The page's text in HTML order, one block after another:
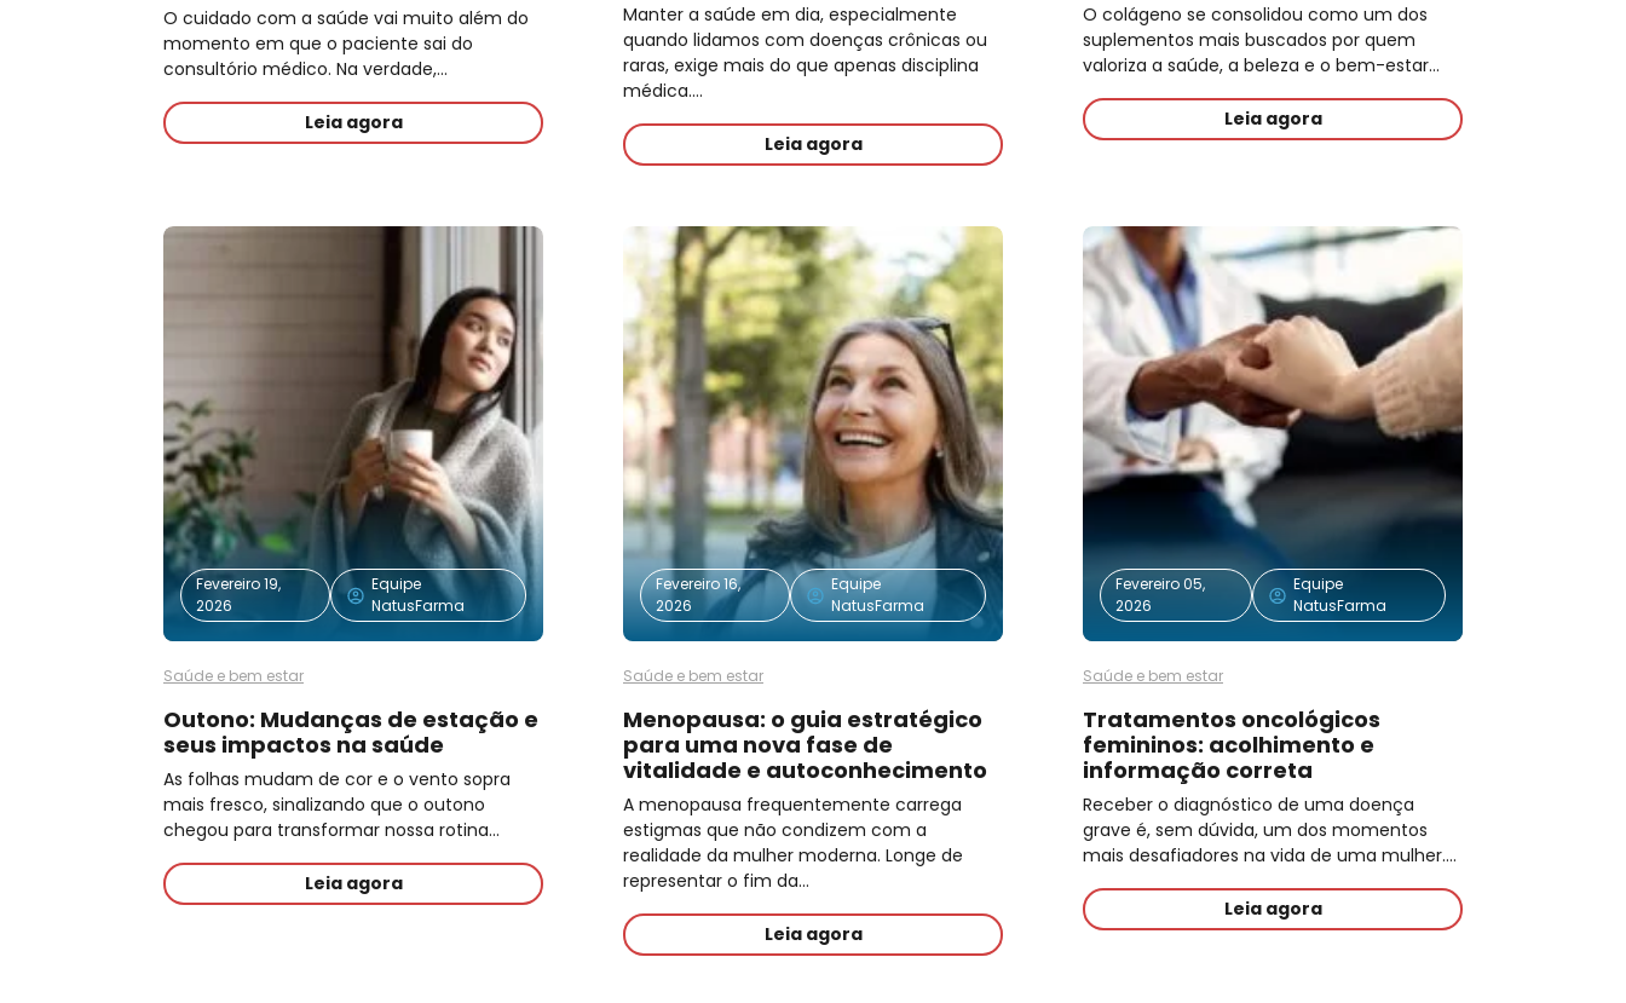
O cuidado com a saúde vai muito além do
momento em que o paciente sai do
consultório médico. Na verdade,…
Leia agora
Manter a saúde em dia, especialmente
quando lidamos com doenças crônicas ou
raras, exige mais do que apenas disciplina
médica.…
Leia agora
O colágeno se consolidou como um dos
suplementos mais buscados por quem
valoriza a saúde, a beleza e o bem-estar…
Leia agora
Fevereiro 19,
2026
Equipe
NatusFarma
Saúde e bem estar
Outono: Mudanças de estação e
seus impactos na saúde
As folhas mudam de cor e o vento sopra
mais fresco, sinalizando que o outono
chegou para transformar nossa rotina…
Leia agora
Fevereiro 16,
2026
Equipe
NatusFarma
Saúde e bem estar
Menopausa: o guia estratégico
para uma nova fase de
vitalidade e autoconhecimento
A menopausa frequentemente carrega
estigmas que não condizem com a
realidade da mulher moderna. Longe de
representar o fim da…
Leia agora
Fevereiro 05,
2026
Equipe
NatusFarma
Saúde e bem estar
Tratamentos oncológicos
femininos: acolhimento e
informação correta
Receber o diagnóstico de uma doença
grave é, sem dúvida, um dos momentos
mais desafiadores na vida de uma mulher.…
Leia agora